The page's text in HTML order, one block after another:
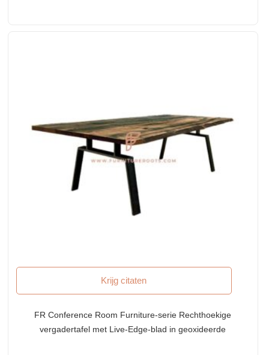
Krijg citaten
FR Conference Room Furniture-serie Rechthoekige
vergadertafel met Live-Edge-blad in geoxideerde